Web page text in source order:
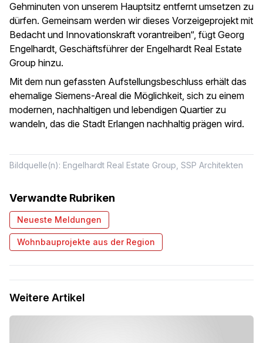
Gehminuten von unserem Hauptsitz entfernt umsetzen zu
dürfen. Gemeinsam werden wir dieses Vorzeigeprojekt mit
Bedacht und Innovationskraft vorantreiben“, fügt Georg
Engelhardt, Geschäftsführer der Engelhardt Real Estate
Group hinzu.
Mit dem nun gefassten Aufstellungsbeschluss erhält das
ehemalige Siemens-Areal die Möglichkeit, sich zu einem
modernen, nachhaltigen und lebendigen Quartier zu
wandeln, das die Stadt Erlangen nachhaltig prägen wird.
Bildquelle(n): Engelhardt Real Estate Group, SSP Architekten
Verwandte Rubriken
Neueste Meldungen
Wohnbauprojekte aus der Region
Weitere Artikel